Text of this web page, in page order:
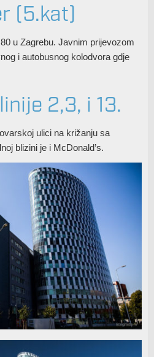
(5.kat)
u Zagrebu. Javnim prijevozom
i autobusnog kolodvora gdje
2,3, i 13.
ulici na križanju sa
blizini je i McDonald’s.